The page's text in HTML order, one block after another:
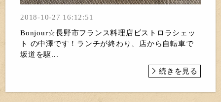
2018-10-27 16:12:51
Bonjour☆長野市フランス料理店ビストロラシェッ
ト の中澤です！ランチが終わり、店から自転車で
坂道を駆...
続きを見る